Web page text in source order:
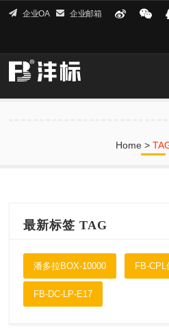
企业OA 企业邮箱
English 英文
Home>
最新标签 TAG
潘多拉BOX-10000 FB-CPL
FB-DC-LP-E17